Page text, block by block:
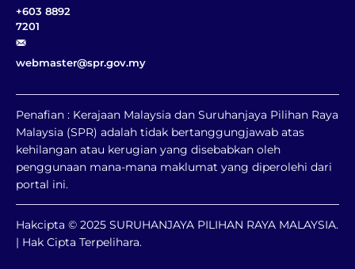
+603 8892
7201
webmaster@spr.gov.my
Penafian : Kerajaan Malaysia dan Suruhanjaya Pilihan Raya
Malaysia (SPR) adalah tidak bertanggungjawab atas
kehilangan atau kerugian yang disebabkan oleh
penggunaan mana-mana maklumat yang diperolehi dari
portal ini.
Hakcipta © 2025 SURUHANJAYA PILIHAN RAYA MALAYSIA.
| Hak Cipta Terpelihara.